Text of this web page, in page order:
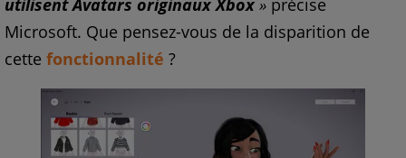
utilisent Avatars originaux Xbox » précise
Microsoft. Que pensez-vous de la disparition de
cette fonctionnalité ?